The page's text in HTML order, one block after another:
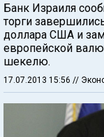
Банк Израиля
торги
доллара США и
европейской
шекелю.
17.07.2013 15:56 //